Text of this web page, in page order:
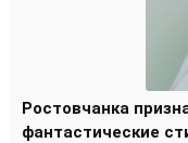
Ростовчанка
фантастические